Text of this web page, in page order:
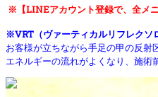
※【LINEアカウント登録で、全メ
※VRT（ヴァーティカルリフレクソ
お客様が立ちながら手足の甲の反射
エネルギーの流れがよくなり、施術